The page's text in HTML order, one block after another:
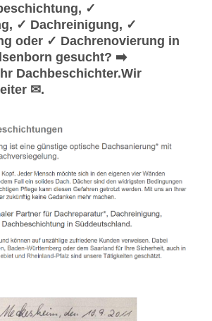
✓
✓ Dachreinigung, ✓
oder ✓ Dachrenovierung in
gesucht? ➡️
Dachbeschichter.Wir
✉.